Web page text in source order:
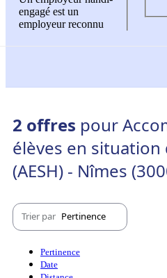
engagé est un
employeur reconnu
2 offres pour
élèves en situation
(AESH) - Nîmes
Trier par Pertinence
Pertinence
Date